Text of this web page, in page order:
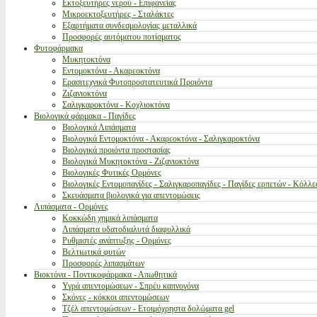
Εκτοξευτήρες νερού - Επιφανείας
Μικροεκτοξευτήρες - Σταλάκτες
Εξαρτήματα συνδεσμολογίας μεταλλικά
Προσφορές αυτόματου ποτίσματος
Φυτοφάρμακα
Μυκητοκτόνα
Εντομοκτόνα - Ακαρεοκτόνα
Ερασιτεχνικά Φυτοπροστατευτικά Προιόντα
Ζιζανιοκτόνα
Σαλιγκαροκτόνα - Κοχλιοκτόνα
Βιολογικά φάρμακα - Παγίδες
Βιολογικά Λιπάσματα
Βιολογικά Εντομοκτόνα - Ακαρεοκτόνα - Σαλιγκαροκτόνα
Βιολογικά προιόντα προστασίας
Βιολογικά Μυκητοκτόνα - Ζιζανιοκτόνα
Βιολογικές Φυτικές Ορμόνες
Βιολογικές Εντομοπαγίδες - Σαλιγκαροπαγίδες - Παγίδες ερπετών -
Σκευάσματα βιολογικά για απεντομώσεις
Λιπάσματα - Ορμόνες
Κοκκώδη χημικά λιπάσματα
Λιπάσματα υδατοδιαλυτά διαφυλλικά
Ρυθμιστές ανάπτυξης - Ορμόνες
Βελτιωτικά φυτών
Προσφορές λιπασμάτων
Βιοκτόνα - Ποντικοφάρμακα - Απωθητικά
Υγρά απεντομώσεων - Σπρέυ καπνογόνα
Σκόνες - κόκκοι απεντομώσεων
Τζέλ απεντομώσεων - Ετοιμόχρηστα δολώματα gel